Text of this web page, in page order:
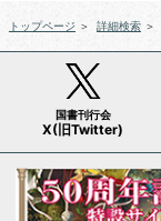
トップページ ＞ 詳細検索 ＞
国書刊行会
X(旧Twitter)